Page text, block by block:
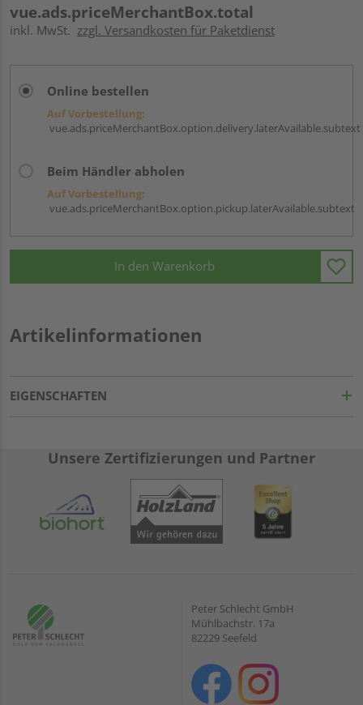
vue.ads.priceMerchantBox.total
inkl. MwSt. zzgl. Versandkosten für Paketdienst
Online bestellen
Auf Vorbestellung:
vue.ads.priceMerchantBox.option.delivery.laterAvailable.subtext
Beim Händler abholen
Auf Vorbestellung:
vue.ads.priceMerchantBox.option.pickup.laterAvailable.subtext
In den Warenkorb
Artikelinformationen
EIGENSCHAFTEN
Unsere Zertifizierungen und Partner
Peter Schlecht GmbH
Mühlbachstr. 17a
82229 Seefeld